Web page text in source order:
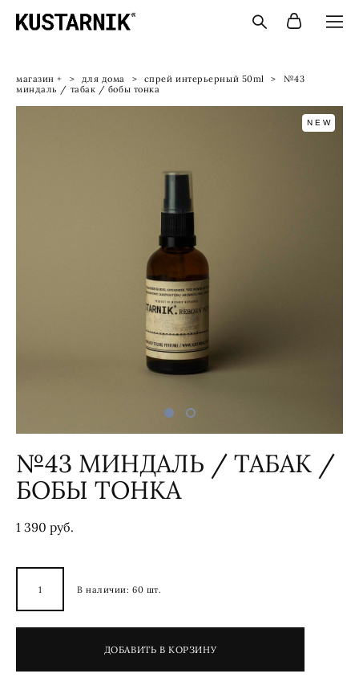
магазин + > для дома > спрей интерьерный 50ml >
№43
миндаль / табак / бобы тонка
NEW
№43 МИНДАЛЬ / ТАБАК /
БОБЫ ТОНКА
1 390 pуб.
В наличии:60 шт.
ДОБАВИТЬ В КОРЗИНУ